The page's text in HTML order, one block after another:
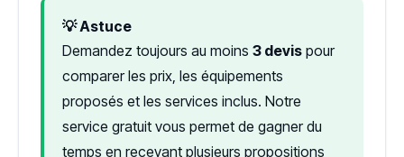
💡 Astuce
Demandez toujours au moins 3 devis pour
comparer les prix, les équipements
proposés et les services inclus. Notre
service gratuit vous permet de gagner du
temps en recevant plusieurs propositions